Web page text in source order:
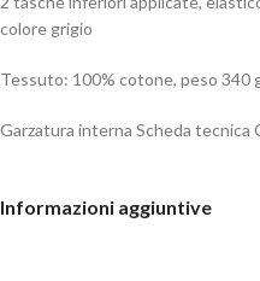
colore grigio
Tessuto: 100% cotone, peso 340
Garzatura interna Scheda tecnica
Informazioni aggiuntive